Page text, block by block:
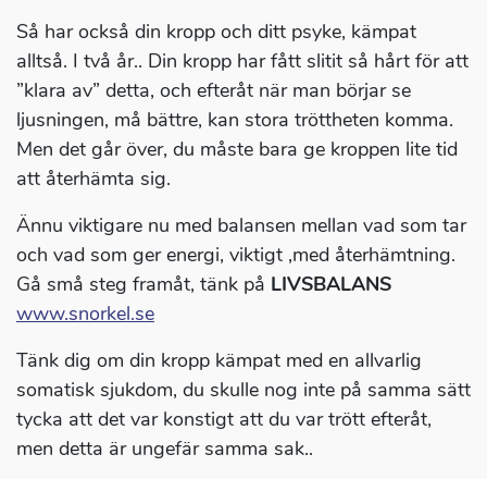
Så har också din kropp och ditt psyke, kämpat
alltså. I två år.. Din kropp har fått slitit så hårt för att
”klara av” detta, och efteråt när man börjar se
ljusningen, må bättre, kan stora tröttheten komma.
Men det går över, du måste bara ge kroppen lite tid
att återhämta sig.
Ännu viktigare nu med balansen mellan vad som tar
och vad som ger energi, viktigt ,med återhämtning.
Gå små steg framåt, tänk på LIVSBALANS
www.snorkel.se
Tänk dig om din kropp kämpat med en allvarlig
somatisk sjukdom, du skulle nog inte på samma sätt
tycka att det var konstigt att du var trött efteråt,
men detta är ungefär samma sak..